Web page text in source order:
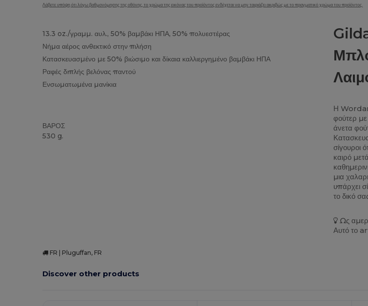
Λάβετε υπόψη ότι λόγω βαθμονόμησης της οθόνης, το χρώμα της εικόνας του προϊόντος ενδέχεται να μην ταιριάζει ακριβώς με το πραγματικό χρώμα του προϊόντος.
13.3 oz./γραμμ. αυλ., 50% βαμβάκι ΗΠΑ, 50% πολυεστέρας
Νήμα αέρος ανθεκτικό στην πιλήση
Κατασκευασμένο με 50% βιώσιμο και δίκαια καλλιεργημένο βαμβάκι ΗΠΑ
Ραφές διπλής βελόνας παντού
Ενσωματωμένα μανίκια
ΒΑΡΟΣ
530 g.
Η
φούτερ
άνετα
σίγουροι
καιρό
μια
υπάρχει
το δικό
Ως
Αυτό το
FR | Pluguffan, FR
Discover other products